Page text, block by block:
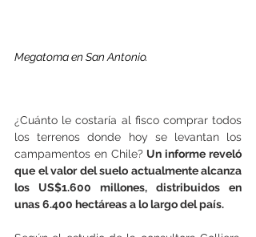
Megatoma en San Antonio.
¿Cuánto le costaría al fisco comprar todos
los terrenos donde hoy se levantan los
campamentos en Chile? Un informe reveló
que el valor del suelo actualmente alcanza
los US$1.600 millones, distribuidos en
unas 6.400 hectáreas a lo largo del país.